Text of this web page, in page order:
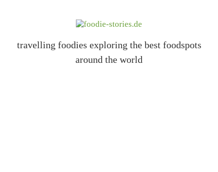
travelling foodies exploring the best foodspots
around the world